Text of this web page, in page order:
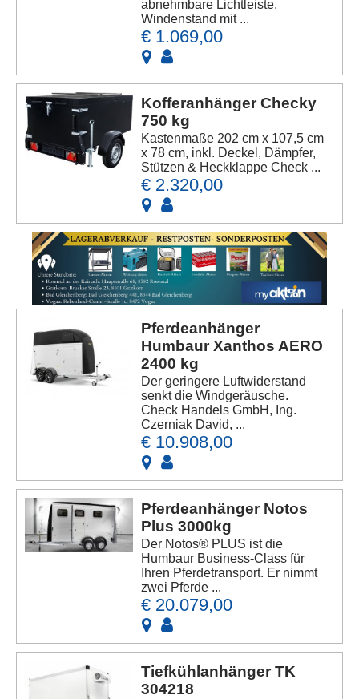
abnehmbare Lichtleiste,
Windenstand mit ...
€ 1.069,00
Kofferanhänger Checky
750 kg
Kastenmaße 202 cm x 107,5 cm
x 78 cm, inkl. Deckel, Dämpfer,
Stützen & Heckklappe Check ...
€ 2.320,00
Pferdeanhänger
Humbaur Xanthos AERO
2400 kg
Der geringere Luftwiderstand
senkt die Windgeräusche.
Check Handels GmbH, Ing.
Czerniak David, ...
€ 10.908,00
Pferdeanhänger Notos
Plus 3000kg
Der Notos® PLUS ist die
Humbaur Business-Class für
Ihren Pferdetransport. Er nimmt
zwei Pferde ...
€ 20.079,00
Tiefkühlanhänger TK
304218